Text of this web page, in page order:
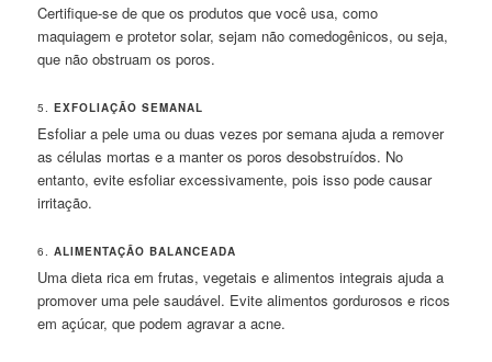
Certifique-se de que os produtos que você usa, como
maquiagem e protetor solar, sejam não comedogênicos, ou seja,
que não obstruam os poros.
5.EXFOLIAÇÃO SEMANAL
Esfoliar a pele uma ou duas vezes por semana ajuda a remover
as células mortas e a manter os poros desobstruídos. No
entanto, evite esfoliar excessivamente, pois isso pode causar
irritação.
6.ALIMENTAÇÃO BALANCEADA
Uma dieta rica em frutas, vegetais e alimentos integrais ajuda a
promover uma pele saudável. Evite alimentos gordurosos e ricos
em açúcar, que podem agravar a acne.